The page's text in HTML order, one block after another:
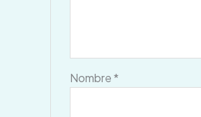
Nombre*